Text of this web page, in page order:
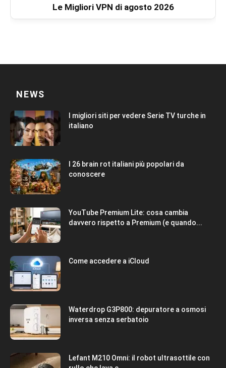
Le Migliori VPN di agosto 2026
NEWS
I migliori siti per vedere Serie TV turche in
italiano
I 26 brain rot italiani più popolari da
conoscere
YouTube Premium Lite: cosa cambia
davvero rispetto a Premium (e quando...
Come accedere a iCloud
Waterdrop G3P800: depuratore a osmosi
inversa senza serbatoio
Lefant M210 Omni: il robot ultrasottile con